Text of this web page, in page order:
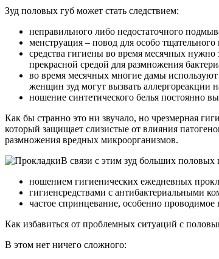
Зуд половых губ может стать следствием:
неправильного либо недостаточного
менструация – повод для особо
средства гигиены во время месячных
прекрасной средой для размножения
во время месячных многие дамы
женщин зуд могут вызвать аллергореакции
ношение синтетического белья постоянно
Как бы странно это ни звучало, но чрезмерная
который защищает слизистые от влияния
размножения вредных микроорганизмов.
В связи с этим зуд больших
ношением гигиенических ежедневных
гигиенсредствами с антибактериальными
частое спринцевание, особенно
Как избавиться от проблемных ситуаций с
В этом нет ничего сложного: